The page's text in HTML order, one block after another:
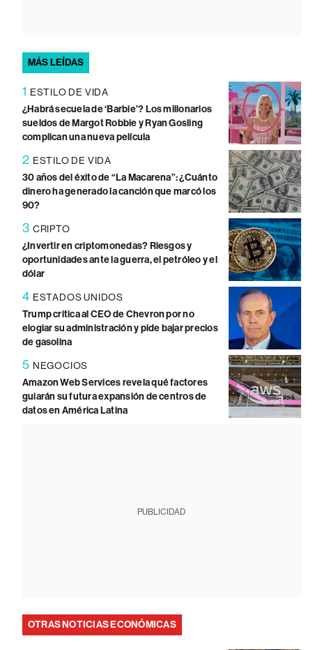
MÁS LEÍDAS
1 ESTILO DE VIDA
¿Habrá secuela de ‘Barbie’? Los millonarios
sueldos de Margot Robbie y Ryan Gosling
complican una nueva película
2 ESTILO DE VIDA
30 años del éxito de “La Macarena”: ¿Cuánto
dinero ha generado la canción que marcó los
90?
3 CRIPTO
¿Invertir en criptomonedas? Riesgos y
oportunidades ante la guerra, el petróleo y el
dólar
4 ESTADOS UNIDOS
Trump critica al CEO de Chevron por no
elogiar su administración y pide bajar precios
de gasolina
5 NEGOCIOS
Amazon Web Services revela qué factores
guiarán su futura expansión de centros de
datos en América Latina
PUBLICIDAD
OTRAS NOTICIAS ECONÓMICAS